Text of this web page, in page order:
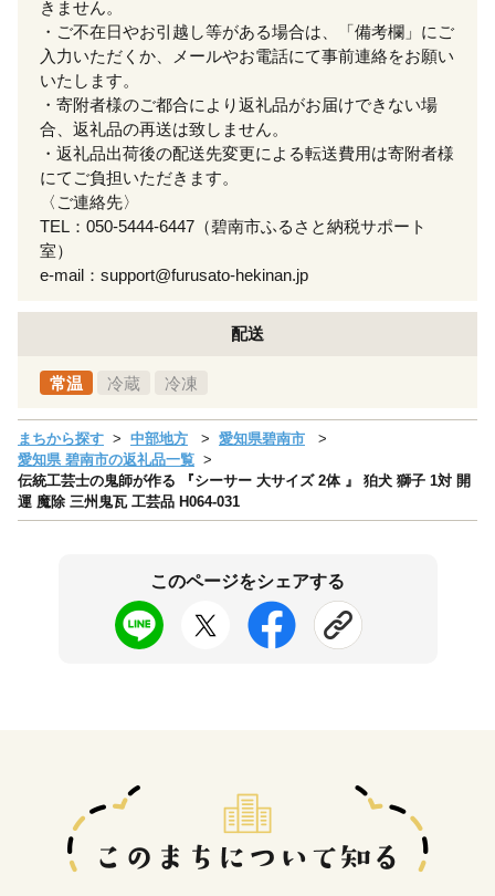
きません。
・ご不在日やお引越し等がある場合は、「備考欄」にご
入力いただくか、メールやお電話にて事前連絡をお願い
いたします。
・寄附者様のご都合により返礼品がお届けできない場
合、返礼品の再送は致しません。
・返礼品出荷後の配送先変更による転送費用は寄附者様
にてご負担いただきます。
〈ご連絡先〉
TEL：050-5444-6447（碧南市ふるさと納税サポート
室）
e-mail：support@furusato-hekinan.jp
配送
常温 冷蔵 冷凍
まちから探す 中部地方
愛知県碧南市
愛知県 碧南市の返礼品一覧
伝統工芸士の鬼師が作る 『シーサー 大サイズ 2体 』 狛犬 獅子 1対 開
運 魔除 三州鬼瓦 工芸品 H064-031
このページをシェアする